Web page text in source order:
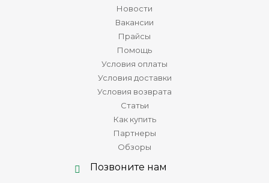
Новости
Вакансии
Прайсы
Помощь
Условия оплаты
Условия доставки
Условия возврата
Статьи
Как купить
Партнеры
Обзоры
Позвоните нам